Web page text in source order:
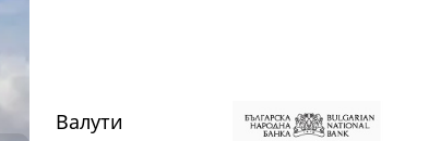
Валути